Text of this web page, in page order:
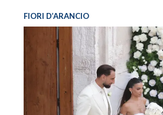
FIORI D’ARANCIO